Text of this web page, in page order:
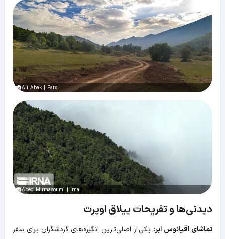
Ali Abak | Fars
Abed Mirmasoumi | Irna
دیدنی‌ها و تفریحات ییلاق اوپرت
تماشای اقیانوس ابر: یکی از اصلی‌ترین انگیزه‌های گردشگران برای سفر